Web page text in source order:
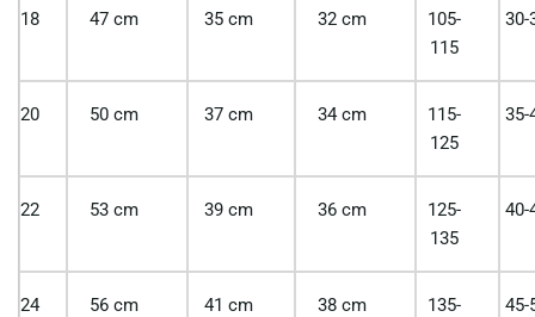
18 47 cm 35 cm 32 cm
105-
115
30-
20 50 cm 37 cm 34 cm
115-
125
35-
22 53 cm 39 cm 36 cm
125-
135
40-
24 56 cm 41 cm 38 cm
135-
45-